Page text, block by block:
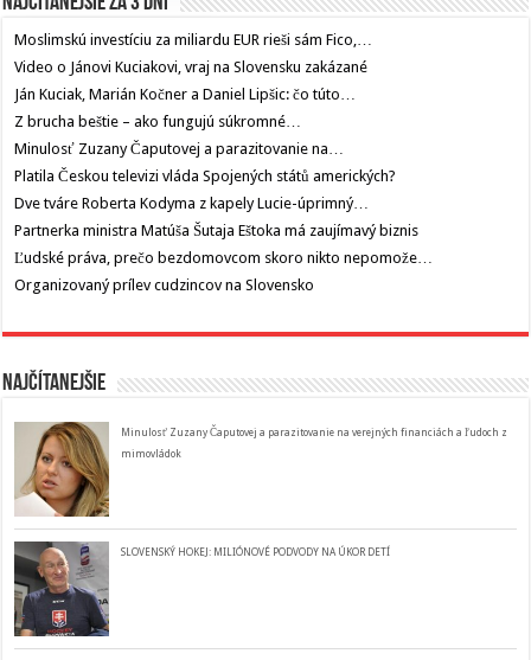
Moslimskú investíciu za miliardu EUR rieši sám Fico,…
Video o Jánovi Kuciakovi, vraj na Slovensku zakázané
Ján Kuciak, Marián Kočner a Daniel Lipšic: čo túto…
Z brucha beštie – ako fungujú súkromné…
Minulosť Zuzany Čaputovej a parazitovanie na…
Platila Českou televizi vláda Spojených států amerických?
Dve tváre Roberta Kodyma z kapely Lucie-úprimný…
Partnerka ministra Matúša Šutaja Eštoka má zaujímavý biznis
Ľudské práva, prečo bezdomovcom skoro nikto nepomože…
Organizovaný prílev cudzincov na Slovensko
Najčítanejšie
Minulosť Zuzany Čaputovej a parazitovanie na verejných financiách a ľudoch z
mimovládok
SLOVENSKÝ HOKEJ: MILIÓNOVÉ PODVODY NA ÚKOR DETÍ